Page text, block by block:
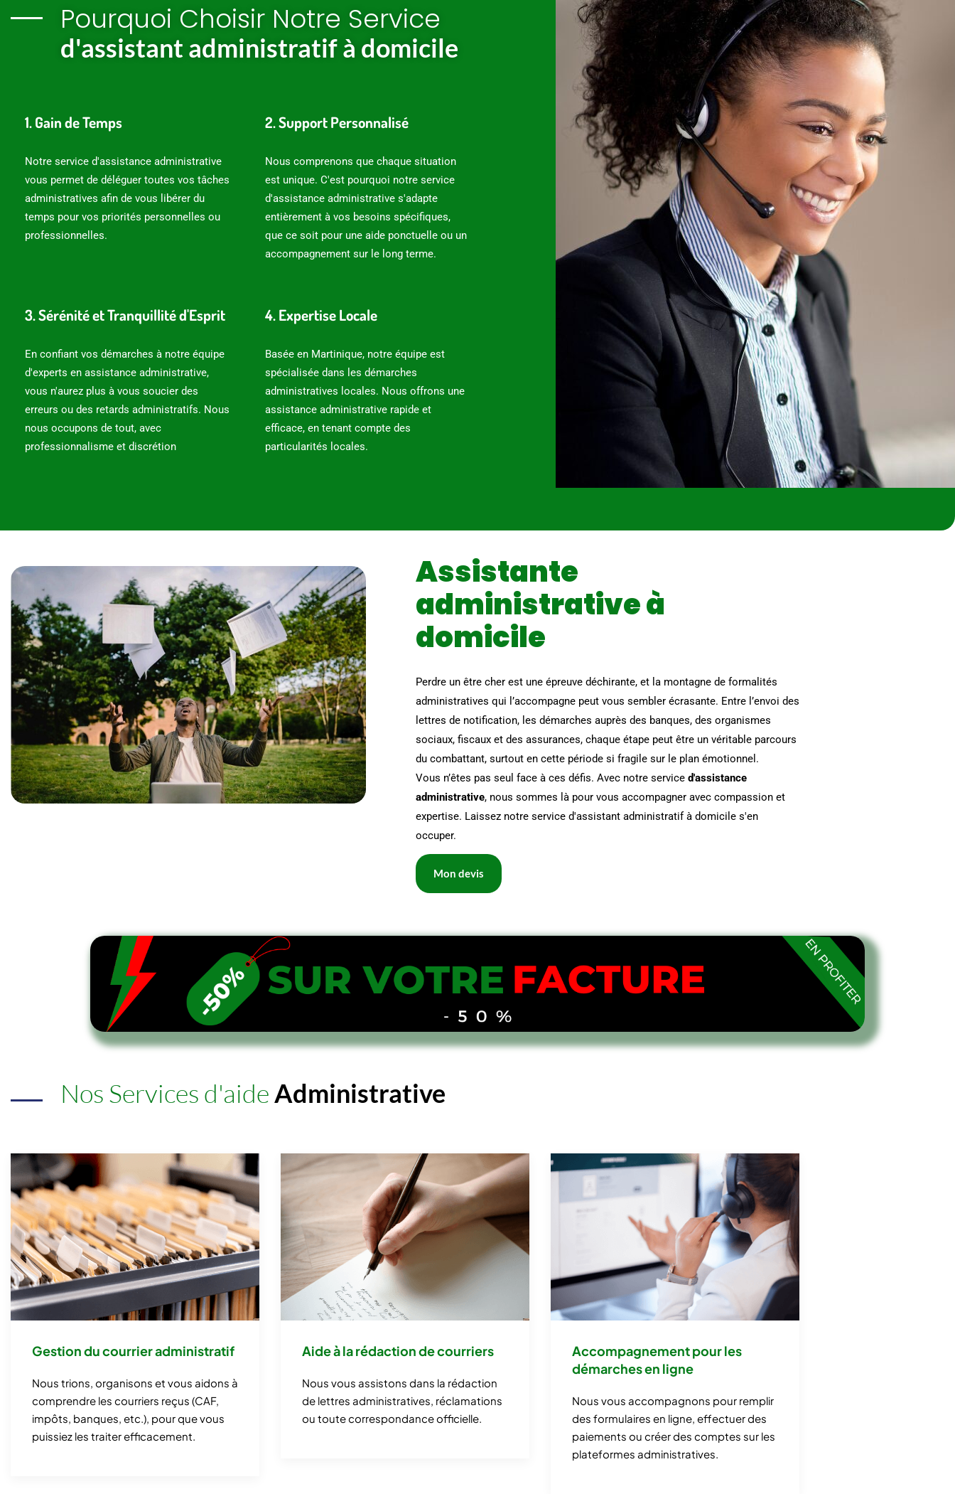
Pourquoi Choisir Notre Service
d'assistant administratif à domicile
1. Gain de Temps
Notre service d'assistance administrative
vous permet de déléguer toutes vos tâches
administratives afin de vous libérer du
temps pour vos priorités personnelles ou
professionnelles.
2. Support Personnalisé
Nous comprenons que chaque situation
est unique. C'est pourquoi notre service
d'assistance administrative s'adapte
entièrement à vos besoins spécifiques,
que ce soit pour une aide ponctuelle ou un
accompagnement sur le long terme.
3. Sérénité et Tranquillité d'Esprit
En confiant vos démarches à notre équipe
d'experts en assistance administrative,
vous n'aurez plus à vous soucier des
erreurs ou des retards administratifs. Nous
nous occupons de tout, avec
professionnalisme et discrétion
4. Expertise Locale
Basée en Martinique, notre équipe est
spécialisée dans les démarches
administratives locales. Nous offrons une
assistance administrative rapide et
efficace, en tenant compte des
particularités locales.
Assistante
administrative à
domicile
Perdre un être cher est une épreuve déchirante, et la montagne de formalités
administratives qui l’accompagne peut vous sembler écrasante. Entre l’envoi des
lettres de notification, les démarches auprès des banques, des organismes
sociaux, fiscaux et des assurances, chaque étape peut être un véritable parcours
du combattant, surtout en cette période si fragile sur le plan émotionnel.
Vous n’êtes pas seul face à ces défis. Avec notre service d'assistance
administrative, nous sommes là pour vous accompagner avec compassion et
expertise. Laissez notre service d'assistant administratif à domicile s'en
occuper.
Mon devis
Nos Services d'aideAdministrative
Gestion du courrier administratif
Nous trions, organisons et vous aidons à
comprendre les courriers reçus (CAF,
impôts, banques, etc.), pour que vous
puissiez les traiter efficacement.
Aide à la rédaction de courriers
Nous vous assistons dans la rédaction
de lettres administratives, réclamations
ou toute correspondance officielle.
Accompagnement pour les
démarches en ligne
Nous vous accompagnons pour remplir
des formulaires en ligne, effectuer des
paiements ou créer des comptes sur les
plateformes administratives.